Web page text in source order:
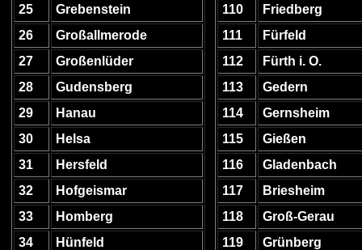
25
Grebenstein
26
Großallmerode
27
Großenlüder
28
Gudensberg
29
Hanau
30
Helsa
31
Hersfeld
32
Hofgeismar
33
Homberg
34
Hünfeld
110
Friedberg
111
Fürfeld
112
Fürth i. O.
113
Gedern
114
Gernsheim
115
Gießen
116
Gladenbach
117
Briesheim
118
Groß-Gerau
119
Grünberg